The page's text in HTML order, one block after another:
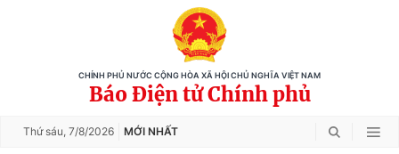
CHÍNH PHỦ NƯỚC CỘNG HÒA XÃ HỘI CHỦ NGHĨA VIỆT NAM
Báo Điện tử Chính phủ
Thứ sáu, 7/8/2026 MỚI NHẤT